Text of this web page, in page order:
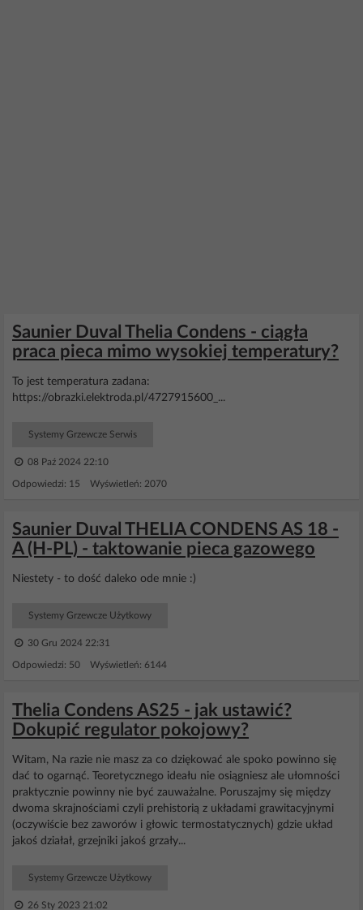
Saunier Duval Thelia Condens - ciągła
praca pieca mimo wysokiej temperatury?
To jest temperatura zadana:
https://obrazki.elektroda.pl/4727915600_...
Systemy Grzewcze Serwis
08 Paź 2024 22:10
Odpowiedzi: 15 Wyświetleń: 2070
Saunier Duval THELIA CONDENS AS 18 -
A (H-PL) - taktowanie pieca gazowego
Niestety - to dość daleko ode mnie :)
Systemy Grzewcze Użytkowy
30 Gru 2024 22:31
Odpowiedzi: 50 Wyświetleń: 6144
Thelia Condens AS25 - jak ustawić?
Dokupić regulator pokojowy?
Witam, Na razie nie masz za co dziękować ale spoko powinno się
dać to ogarnąć. Teoretycznego ideału nie osiągniesz ale ułomności
praktycznie powinny nie być zauważalne. Poruszajmy się między
dwoma skrajnościami czyli prehistorią z układami grawitacyjnymi
(oczywiście bez zaworów i głowic termostatycznych) gdzie układ
jakoś działał, grzejniki jakoś grzały...
Systemy Grzewcze Użytkowy
26 Sty 2023 21:02